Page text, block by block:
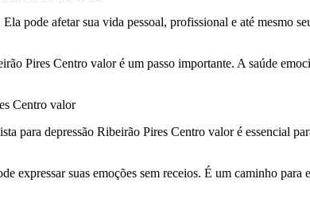
pode afetar sua vida pessoal, profissional e até mesmo
Pires Centro valor é um passo importante. A saúde
Centro valor
para depressão Ribeirão Pires Centro valor é essencial
expressar suas emoções sem receios. É um caminho